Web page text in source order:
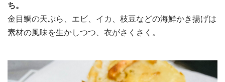
ち。
金目鯛の天ぷら、エビ、イカ、枝豆などの海鮮かき揚げは
素材の風味を生かしつつ、衣がさくさく。